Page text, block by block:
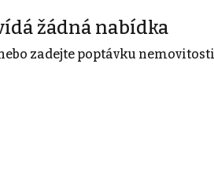
žádná nabídka
zadejte poptávku